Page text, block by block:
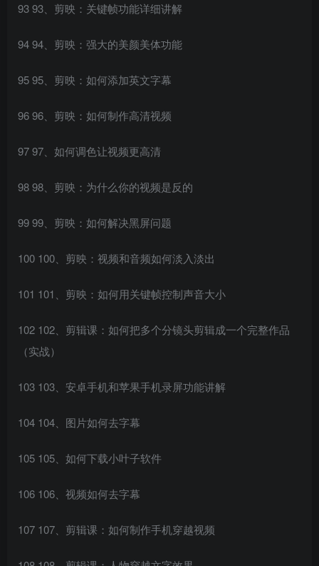
93 93、剪映：关键帧功能详细讲解
94 94、剪映：强大的美颜美体功能
95 95、剪映：如何添加英文字幕
96 96、剪映：如何制作高清视频
97 97、如何调色让视频更高清
98 98、剪映：为什么你的视频是反的
99 99、剪映：如何解决黑屏问题
100 100、剪映：视频和音频如何淡入淡出
101 101、剪映：如何用关键帧控制声音大小
102 102、剪辑课：如何把多个分镜头剪辑成一个完整作品
（实战）
103 103、安卓手机和苹果手机录屏功能讲解
104 104、图片如何去字幕
105 105、如何下载小叶子软件
106 106、视频如何去字幕
107 107、剪辑课：如何制作手机穿越视频